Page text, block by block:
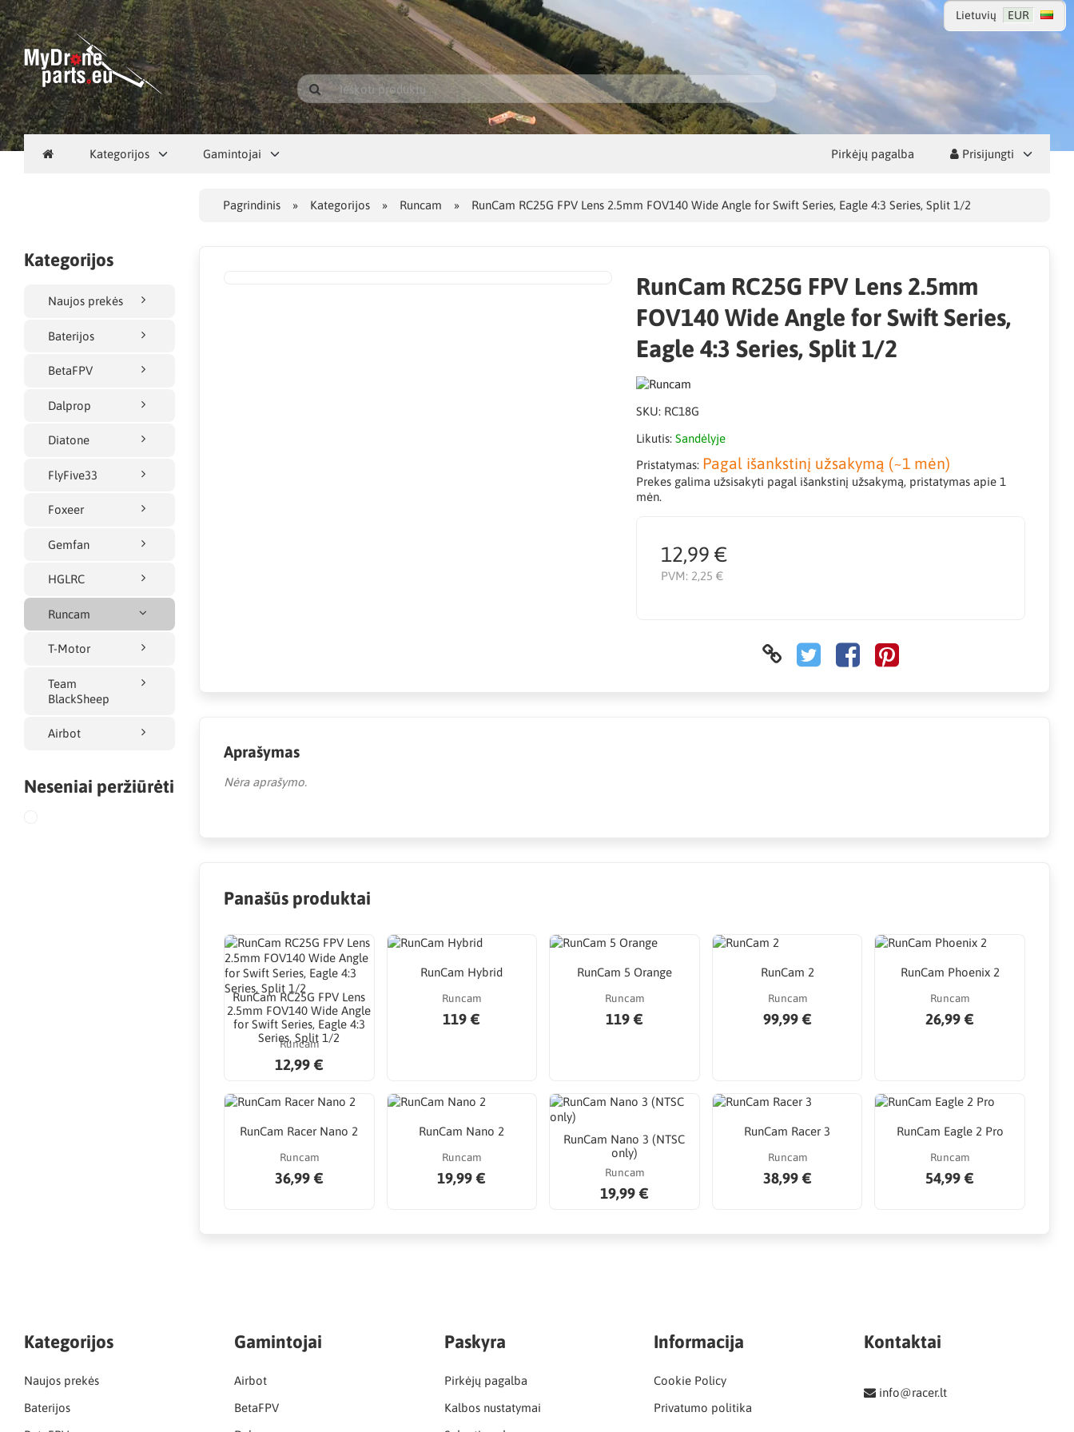
Lietuvių EUR
Kategorijos Gamintojai Pirkėjų pagalba Prisijungti
Kategorijos
Naujos prekės
Baterijos
BetaFPV
Dalprop
Diatone
FlyFive33
Foxeer
Gemfan
HGLRC
Runcam
T-Motor
Team
BlackSheep
Airbot
Neseniai peržiūrėti
Pagrindinis Kategorijos Runcam RunCam RC25G FPV Lens 2.5mm FOV140 Wide Angle for Swift Series, Eagle 4:3 Series, Split 1/2
RunCam RC25G FPV Lens 2.5mm
FOV140 Wide Angle for Swift Series,
Eagle 4:3 Series, Split 1/2
SKU: RC18G
Likutis:Sandėlyje
Pristatymas: Pagal išankstinį užsakymą (~1 mėn)
Prekes galima užsisakyti pagal išankstinį užsakymą, pristatymas apie 1
mėn.
12,99 €
PVM: 2,25 €
Aprašymas
Nėra aprašymo.
Panašūs produktai
RunCam RC25G FPV Lens
2.5mm FOV140 Wide Angle
for Swift Series, Eagle 4:3
Series, Split 1/2
Runcam
12,99 €
RunCam Hybrid
Runcam
119 €
RunCam 5 Orange
Runcam
119 €
RunCam 2
Runcam
99,99 €
RunCam Phoenix 2
Runcam
26,99 €
RunCam Racer Nano 2
Runcam
36,99 €
RunCam Nano 2
Runcam
19,99 €
RunCam Nano 3 (NTSC
only)
Runcam
19,99 €
RunCam Racer 3
Runcam
38,99 €
RunCam Eagle 2 Pro
Runcam
54,99 €
Kategorijos
Naujos prekės
Baterijos
Gamintojai
Airbot
BetaFPV
Paskyra
Pirkėjų pagalba
Kalbos nustatymai
Informacija
Cookie Policy
Privatumo politika
Kontaktai
info@racer.lt